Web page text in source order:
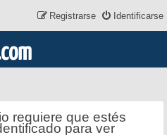
Identificarse
Registrarse
requiere que estés
para ver